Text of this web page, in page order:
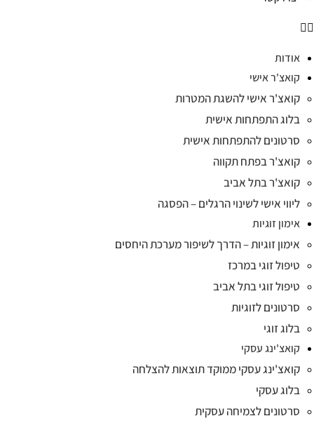
אודות
קואצ'ר אישי
קואצ'ר אישי להשגת המטרות
בלוג התפתחות אישית
סרטונים להתפתחות אישית
קואצ'ר בפתח תקווה
קואצ'ר בתל אביב
ליווי אישי לשינוי הרגלים – הפסגה
אימון זוגיות
אימון זוגיות – הדרך לשיפור מערכת היחסים
טיפול זוגי במרכז
טיפול זוגי בתל אביב
סרטונים לזוגיות
בלוג זוגי
קואצ'ינג עסקי
קואצ'ינג עסקי ממוקד תוצאות להצלחה
בלוג עסקי
סרטונים לצמיחה עסקית